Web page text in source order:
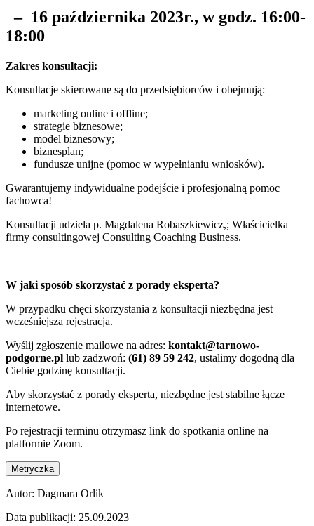
– 16 października 2023r., w godz. 16:00-
18:00
Zakres konsultacji:
Konsultacje skierowane są do przedsiębiorców i obejmują:
marketing online i offline;
strategie biznesowe;
model biznesowy;
biznesplan;
fundusze unijne (pomoc w wypełnianiu wniosków).
Gwarantujemy indywidualne podejście i profesjonalną pomoc
fachowca!
Konsultacji udziela p. Magdalena Robaszkiewicz,; Właścicielka
firmy consultingowej Consulting Coaching Business.
W jaki sposób skorzystać z porady eksperta?
W przypadku chęci skorzystania z konsultacji niezbędna jest
wcześniejsza rejestracja.
Wyślij zgłoszenie mailowe na adres: kontakt@tarnowo-
podgorne.pl lub zadzwoń: (61) 89 59 242, ustalimy dogodną dla
Ciebie godzinę konsultacji.
Aby skorzystać z porady eksperta, niezbędne jest stabilne łącze
internetowe.
Po rejestracji terminu otrzymasz link do spotkania online na
platformie Zoom.
Metryczka
Autor: Dagmara Orlik
Data publikacji: 25.09.2023